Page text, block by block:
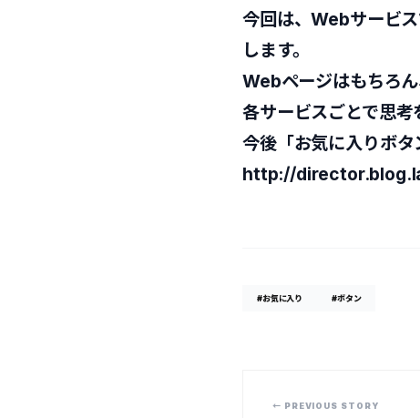
今回は、Webサービ
します。
Webページはもちろ
各サービスごとで思
今後「お気に入りボ
http://
#お気に入り #ボタン
← PREVIOUS STORY